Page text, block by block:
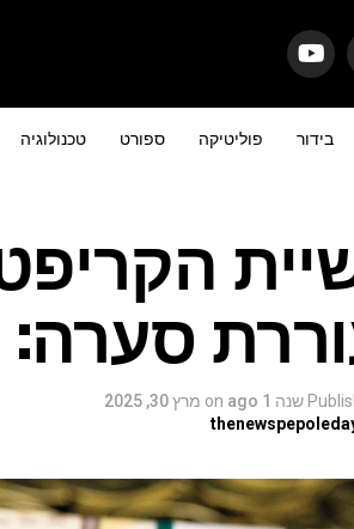
בידור פוליטיקה ספורט טכנולוגיה
שנה 1 ago on מרץ 30, 2025